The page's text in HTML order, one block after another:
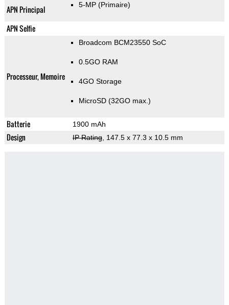
APN Principal 5-MP (Primaire)
APN Selfie
Processeur, Memoire
Broadcom BCM23550 SoC
0.5GO RAM
4GO Storage
MicroSD (32GO max.)
Batterie 1900 mAh
Design IP Rating, 147.5 x 77.3 x 10.5 mm